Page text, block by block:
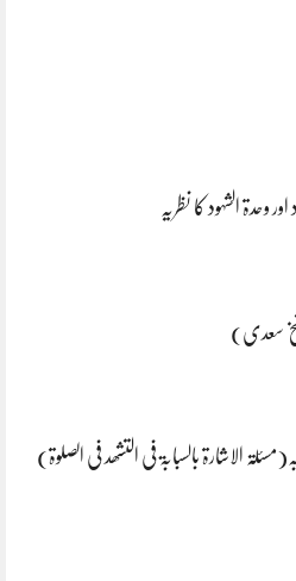
اور وحدۃ الشہود کا نظریہ
سعدی)
الاشارۃ بالسبابۃ فی التشھد فی الصلوۃ)